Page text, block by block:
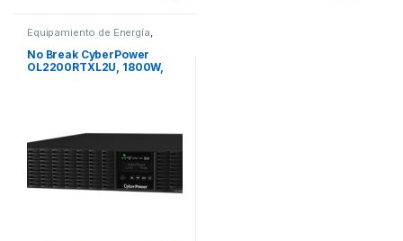
Equipamiento de Energía
Protección Eléctrica
No Break CyberPower
OL2200RTXL2U, 1800W,